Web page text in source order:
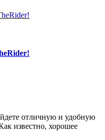
отличную и удобную
известно, хорошее